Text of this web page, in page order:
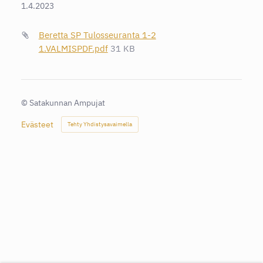
1.4.2023
Beretta SP Tulosseuranta 1-2
1.VALMISPDF.pdf 31 KB
© Satakunnan Ampujat
Evästeet Tehty Yhdistysavaimella